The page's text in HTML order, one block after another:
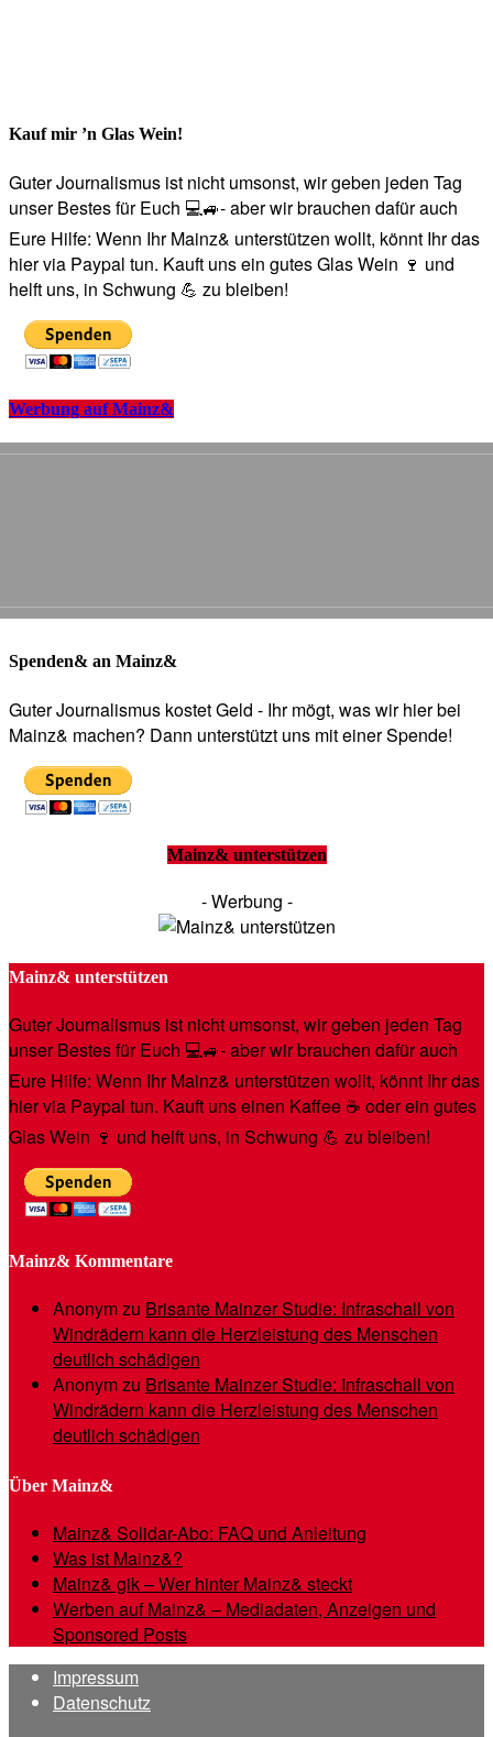
Kauf mir ’n Glas Wein!
Guter Journalismus ist nicht umsonst, wir geben jeden Tag
unser Bestes für Euch 💻🚙- aber wir brauchen dafür auch
Eure Hilfe: Wenn Ihr Mainz& unterstützen wollt, könnt Ihr das
hier via Paypal tun. Kauft uns ein gutes Glas Wein 🍷 und
helft uns, in Schwung 💪 zu bleiben!
Werbung auf Mainz&
Spenden& an Mainz&
Guter Journalismus kostet Geld - Ihr mögt, was wir hier bei
Mainz& machen? Dann unterstützt uns mit einer Spende!
Mainz& unterstützen
- Werbung -
Mainz& unterstützen
Guter Journalismus ist nicht umsonst, wir geben jeden Tag
unser Bestes für Euch 💻🚙- aber wir brauchen dafür auch
Eure Hilfe: Wenn Ihr Mainz& unterstützen wollt, könnt Ihr das
hier via Paypal tun. Kauft uns einen Kaffee ☕️ oder ein gutes
Glas Wein 🍷 und helft uns, in Schwung 💪 zu bleiben!
Mainz& Kommentare
Anonymzu Brisante Mainzer Studie: Infraschall von
Windrädern kann die Herzleistung des Menschen
deutlich schädigen
Anonymzu Brisante Mainzer Studie: Infraschall von
Windrädern kann die Herzleistung des Menschen
deutlich schädigen
Über Mainz&
Mainz& Solidar-Abo: FAQ und Anleitung
Was ist Mainz&?
Mainz& gik – Wer hinter Mainz& steckt
Werben auf Mainz& – Mediadaten, Anzeigen und
Sponsored Posts
Impressum
Datenschutz